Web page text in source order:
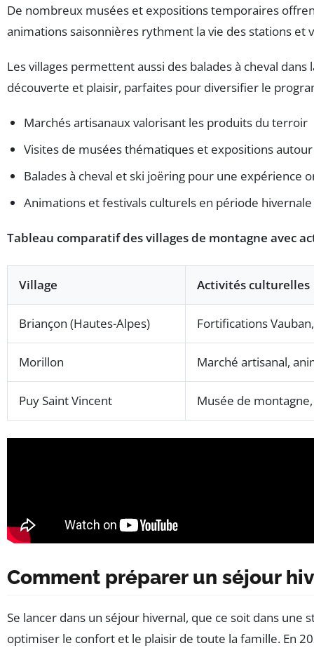
De nombreux musées et expositions temporaires
animations saisonnières rythment la vie des stations et
Les villages permettent aussi des balades à cheval
découverte et plaisir, parfaites pour diversifier le
Marchés artisanaux valorisant les produits du terroir
Visites de musées thématiques et expositions autour
Balades à cheval et ski joëring pour une expérience
Animations et festivals culturels en période hivernale
Tableau comparatif des villages de montagne avec
Village Activités culturelles
Briançon (Hautes-Alpes) Fortifications
Morillon Marché artisanal,
Puy Saint Vincent Musée de
Comment préparer un séjour
Se lancer dans un séjour hivernal, que ce soit dans
optimiser le confort et le plaisir de toute la famille. En